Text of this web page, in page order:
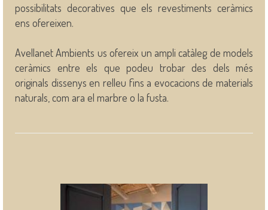
possibilitats decoratives que els revestiments ceràmics
ens ofereixen.
Avellanet Ambients us ofereix un ampli catàleg de models
ceràmics entre els que podeu trobar des dels més
originals dissenys en relleu fins a evocacions de materials
naturals, com ara el marbre o la fusta.